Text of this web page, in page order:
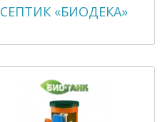
СЕПТИК «БИОДЕКА»